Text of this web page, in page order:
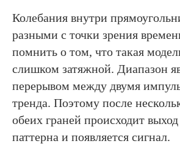
Колебания внутри
разными с точки зрения
помнить о том, что такая
слишком затяжной. Диапазон
перерывом между двумя
тренда. Поэтому после
обеих граней происходит выход
паттерна и появляется сигнал.